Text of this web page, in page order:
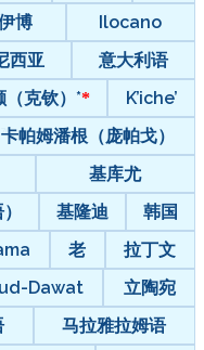
博
Ilocano
西亚
意大利语
（克钦）*
K’iche’
卡帕姆潘根（庞帕戈）
基库尤
基隆迪
韩国
老
拉丁文
Dawat
立陶宛
马拉雅拉姆语